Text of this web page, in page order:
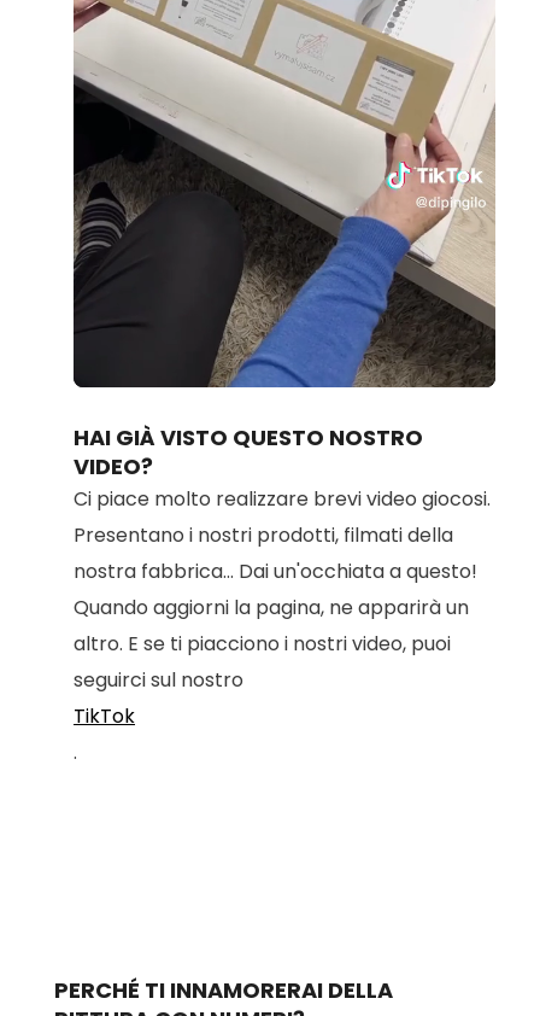
Loaded:
70.14%
HAI GIÀ VISTO QUESTO NOSTRO
VIDEO?
Ci piace molto realizzare brevi video giocosi.
Presentano i nostri prodotti, filmati della
nostra fabbrica... Dai un'occhiata a questo!
Quando aggiorni la pagina, ne apparirà un
altro. E se ti piacciono i nostri video, puoi
seguirci sul nostro
TikTok
.
PERCHÉ TI INNAMORERAI DELLA